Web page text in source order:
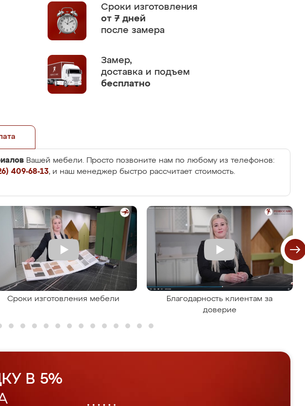
Сроки изготовления
от 7 дней
после замера
Замер,
доставка и подъем
бесплатно
Вашей мебели. Просто позвоните нам по любому из телефонов:
409-68-13, и наш менеджер быстро рассчитает стоимость.
Сроки изготовления мебели
Благодарность клиентам за
доверие
В 5%